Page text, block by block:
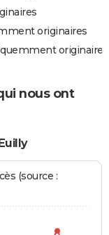
originaires
originaires
nous ont
(source :